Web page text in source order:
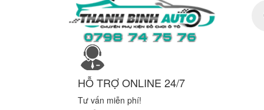
HỖ TRỢ ONLINE 24/7
Tư vấn miễn phí!